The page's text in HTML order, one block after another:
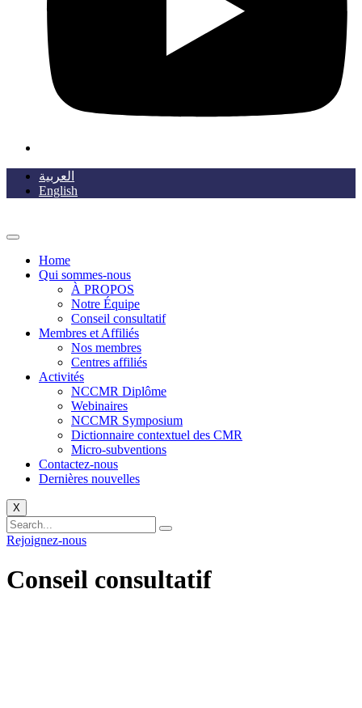
العربية
English
Home
Qui sommes-nous
À PROPOS
Notre Équipe
Conseil consultatif
Membres et Affiliés
Nos membres
Centres affiliés
Activités
NCCMR Diplôme
Webinaires
NCCMR Symposium
Dictionnaire contextuel des CMR
Micro-subventions
Contactez-nous​
Dernières nouvelles
X
Rejoignez-nous
Conseil consultatif